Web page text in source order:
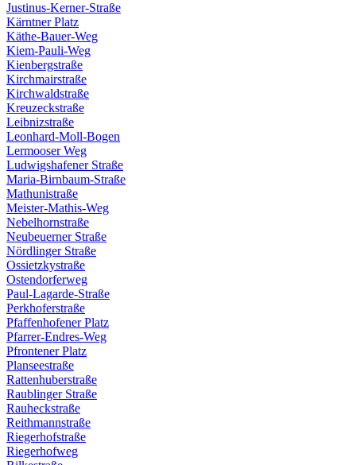
Justinus-Kerner-Straße
Kärntner Platz
Käthe-Bauer-Weg
Kiem-Pauli-Weg
Kienbergstraße
Kirchmairstraße
Kirchwaldstraße
Kreuzeckstraße
Leibnizstraße
Leonhard-Moll-Bogen
Lermooser Weg
Ludwigshafener Straße
Maria-Birnbaum-Straße
Mathunistraße
Meister-Mathis-Weg
Nebelhornstraße
Neubeuerner Straße
Nördlinger Straße
Ossietzkystraße
Ostendorferweg
Paul-Lagarde-Straße
Perkhoferstraße
Pfaffenhofener Platz
Pfarrer-Endres-Weg
Pfrontener Platz
Planseestraße
Rattenhuberstraße
Raublinger Straße
Rauheckstraße
Reithmannstraße
Riegerhofstraße
Riegerhofweg